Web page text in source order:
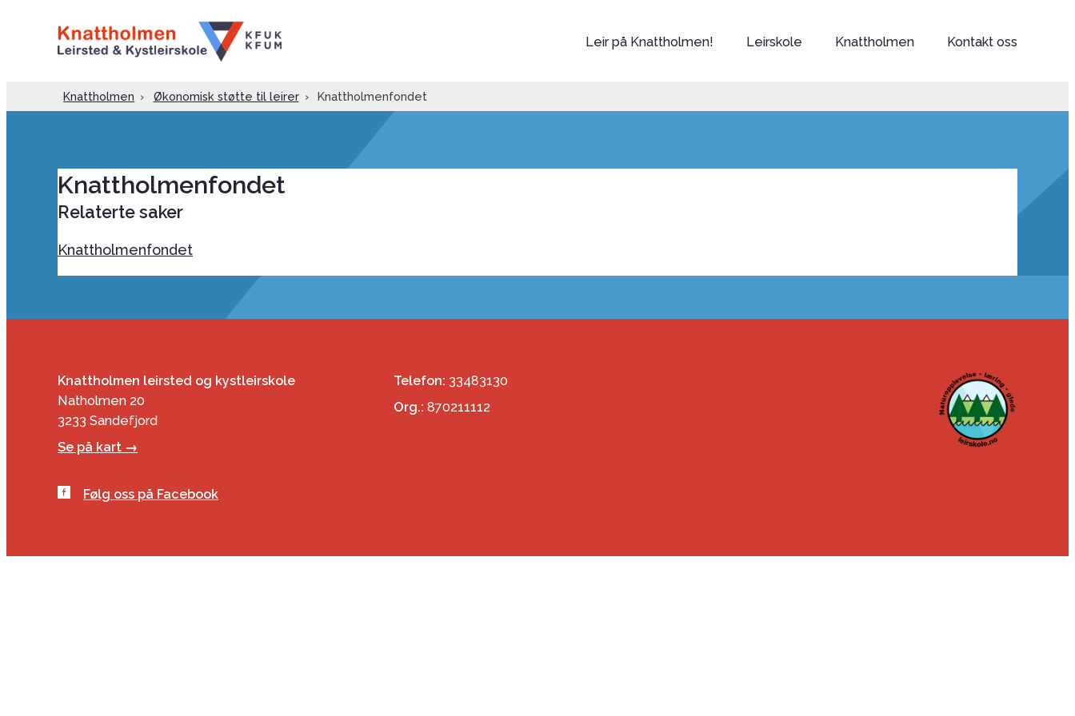
Leir på Knattholmen! Leirskole Knattholmen Kontakt oss
Knattholmen › Økonomisk støtte til leirer › Knattholmenfondet
Knattholmenfondet
Relaterte saker
Knattholmenfondet
Knattholmen leirsted og kystleirskole
Natholmen 20
3233 Sandefjord
Se på kart →
Følg oss på Facebook
Telefon: 33483130
Org.: 870211112